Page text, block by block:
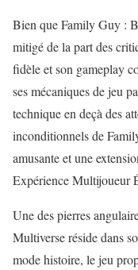
Bien que Family Guy :
mitigé de la part des
fidèle et son gameplay
ses mécaniques de jeu
technique en deçà des
inconditionnels de
amusante et une
Expérience Multijoueur
Une des pierres
Multiverse réside dans
mode histoire, le jeu